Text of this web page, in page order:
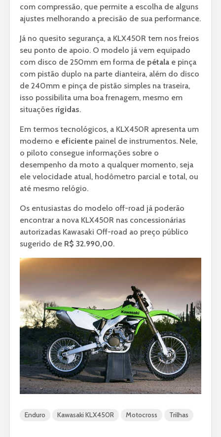
com compressão, que permite a escolha de alguns
ajustes melhorando a precisão de sua performance.
Já no quesito segurança, a KLX450R tem nos freios
seu ponto de apoio. O modelo já vem equipado
com disco de 250mm em forma de pétala e pinça
com pistão duplo na parte dianteira, além do disco
de 240mm e pinça de pistão simples na traseira,
isso possibilita uma boa frenagem, mesmo em
situações rígidas.
Em termos tecnológicos, a KLX450R apresenta um
moderno e eficiente painel de instrumentos. Nele,
o piloto consegue informações sobre o
desempenho da moto a qualquer momento, seja
ele velocidade atual, hodômetro parcial e total, ou
até mesmo relógio.
Os entusiastas do modelo off-road já poderão
encontrar a nova KLX450R nas concessionárias
autorizadas Kawasaki Off-road ao preço público
sugerido de R$ 32.990,00.
Enduro Kawasaki KLX450R Motocross Trilhas